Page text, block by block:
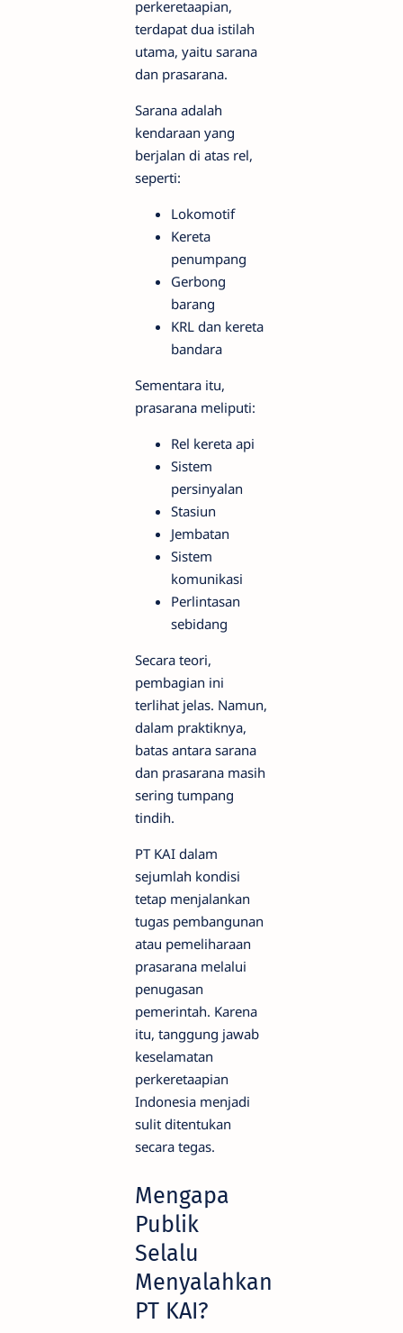
perkeretaapian,
terdapat dua istilah
utama, yaitu sarana
dan prasarana.
Sarana adalah
kendaraan yang
berjalan di atas rel,
seperti:
Lokomotif
Kereta
penumpang
Gerbong
barang
KRL dan kereta
bandara
Sementara itu,
prasarana meliputi:
Rel kereta api
Sistem
persinyalan
Stasiun
Jembatan
Sistem
komunikasi
Perlintasan
sebidang
Secara teori,
pembagian ini
terlihat jelas. Namun,
dalam praktiknya,
batas antara sarana
dan prasarana masih
sering tumpang
tindih.
PT KAI dalam
sejumlah kondisi
tetap menjalankan
tugas pembangunan
atau pemeliharaan
prasarana melalui
penugasan
pemerintah. Karena
itu, tanggung jawab
keselamatan
perkeretaapian
Indonesia menjadi
sulit ditentukan
secara tegas.
Mengapa
Publik
Selalu
Menyalahkan
PT KAI?